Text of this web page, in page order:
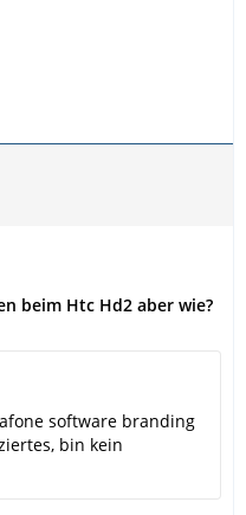
beim Htc Hd2 aber wie?
software branding
bin kein